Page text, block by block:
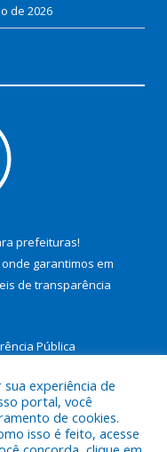
de 2026
prefeituras!
garantimos em
de transparência
Pública
Municipal de São
experiência de
portal, você
de cookies.
isso é feito, acesse